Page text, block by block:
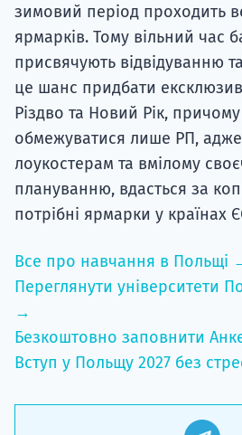
зимовий період проходить
ярмарків. Тому вільний час
присвячують відвідуванню
це шанс придбати
Різдво та Новий Рік,
обмежуватися лише РП,
лоукостерам та вмілому
плануванню, вдасться за
потрібні ярмарки у країнах
Все про навчання в Польщі
Переглянути університети
→
Безкоштовно заповнити
Вступ у Польщу 2027 без